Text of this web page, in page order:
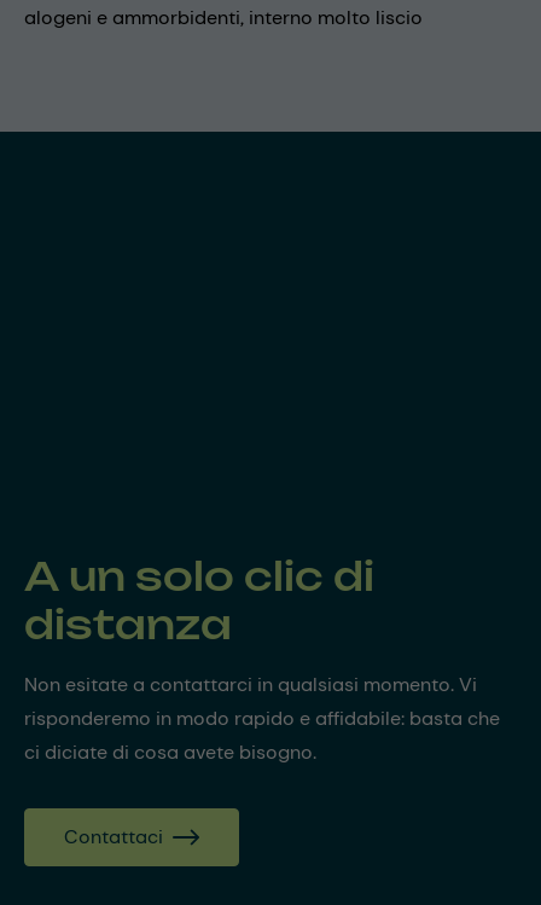
alogeni e ammorbidenti, interno molto liscio
A un solo clic di
distanza
Non esitate a contattarci in qualsiasi momento. Vi
risponderemo in modo rapido e affidabile: basta che
ci diciate di cosa avete bisogno.
Contattaci